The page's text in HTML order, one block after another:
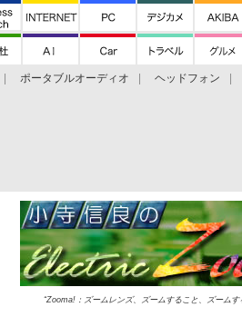
ポータブルオーディオ ヘッドフォン
“Zooma!：ズームレンズ、ズームすること、ズームす